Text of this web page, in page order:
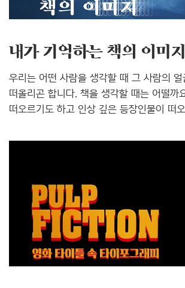
내가 기억하는 책의 이미지
우리는 어떤 사람을 생각할 때 그 사람의 얼
떠올리곤 합니다. 책을 생각할 때는 어떨까
떠오르기도 하고 인상 깊은 등장인물이 떠
책들은 내용과 표지가 뒤섞여 독특한 분위
만들어내기도 합니다.책이 사람이라면, 책
얼굴 또는 겉모습이라고 할 수 있습니다. 익
다양한 얼굴의 사람을 만나고, 책상 위 또
우리는 다양한 얼굴의 책을 만납니다. 마찬
얼굴이 그 사람의 특징을 나타내는 것처럼,
특징을 잘 보여줍니다. 표지는 문과 비슷합
열고 책의 세상으로 들어가고, 표지라는 문
일상으로 ..